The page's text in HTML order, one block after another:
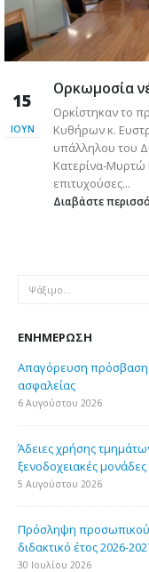
15
ΙΟΎΝ
Ορκωμοσία
Ορκίστηκαν το
Κυθήρων κ.
υπάλληλου του
Κατερίνα-Μυρτώ
επιτυχούσες...
Διαβάστε
ΕΝΗΜΈΡΩΣΗ
Απαγόρευση
ασφαλείας
6 Αυγούστου 2026
Άδειες χρήσης
ξενοδοχειακές μονάδες
5 Αυγούστου 2026
Πρόσληψη προσωπικού
διδακτικό έτος 2026-
30 Ιουλίου 2026